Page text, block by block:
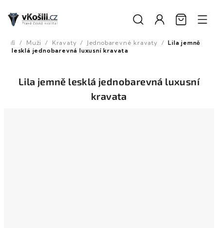
obsah
Domů
/ Muži / Kravaty / Jednobarevné kravaty / Lila jemně
lesklá jednobarevná luxusní kravata
Lila jemně lesklá jednobarevná luxusní
kravata